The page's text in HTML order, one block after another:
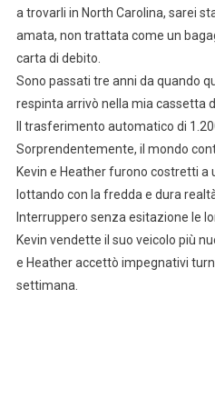
a trovarli in North Carolina, sarei
amata, non trattata come un
carta di debito.
Sono passati tre anni da quando
respinta arrivò nella mia cassetta
Il trasferimento automatico di
Sorprendentemente, il mondo
Kevin e Heather furono costretti
lottando con la fredda e dura
Interruppero senza esitazione le
Kevin vendette il suo veicolo più
e Heather accettò impegnativi
settimana.